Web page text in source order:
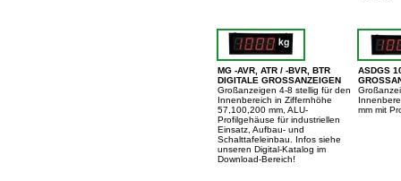
MG -AVR, ATR / -BVR, BTR
DIGITALE GROSSANZEIGEN
Großanzeigen 4-8 stellig für den
Innenbereich in Ziffernhöhe
57,100,200 mm, ALU-
Profilgehäuse für industriellen
Einsatz, Aufbau- und
Schalttafeleinbau. Infos siehe
unseren Digital-Katalog im
Download-Bereich!
ASDGS
mm mit